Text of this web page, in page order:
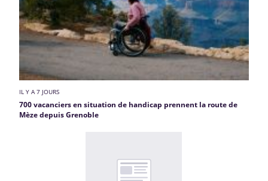
IL Y A 7 JOURS
700 vacanciers en situation de handicap prennent la route de
Mèze depuis Grenoble